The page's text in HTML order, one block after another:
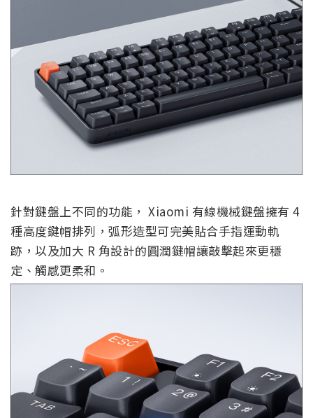
針對鍵盤上不同的功能， Xiaomi 有線機械鍵盤擁有 4
種高度鍵帽排列，弧形造型可完美貼合手指運動軌
跡，以及加大 R 角設計的圓潤鍵帽讓敲擊起來更穩
定、觸感更柔和。